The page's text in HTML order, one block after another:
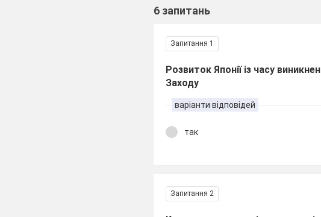
6 запитань
Запитання 1
Розвиток Японії із часу
Заходу
варіанти відповідей
так
Запитання 2